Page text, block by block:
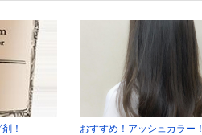
！ おすすめ！アッシュカラー！